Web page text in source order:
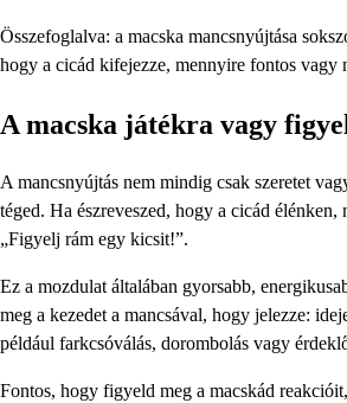
Összefoglalva: a macska mancsnyújtása
hogy a cicád kifejezze, mennyire fontos vagy
A macska játékra vagy
A mancsnyújtás nem mindig csak szeretet
téged. Ha észreveszed, hogy a cicád
„Figyelj rám egy kicsit!”.
Ez a mozdulat általában gyorsabb,
meg a kezedet a mancsával, hogy jelezze:
például farkcsóválás, dorombolás vagy
Fontos, hogy figyeld meg a macskád